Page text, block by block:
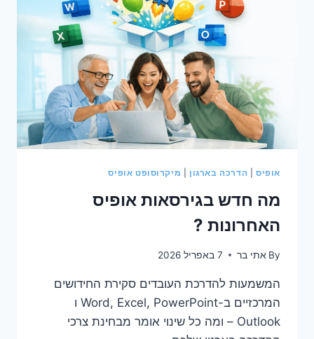
אקסל
אופיס| הדרכה בארגון מיקרוסופט אופיס
מה חדש בגירסאות אופיס
האחרונות ?
By אתי בר 7 באפריל 2026
המשמעות להדרכת העובדים סקירת החידושים
המרכזיים ב-Word, Excel, PowerPoint ו
Outlook – ומה כל שינוי אומר מבחינת צרכי